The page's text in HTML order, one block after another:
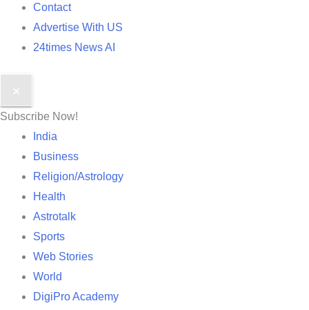
Contact
Advertise With US
24times News AI
✕
Subscribe Now!
India
Business
Religion/Astrology
Health
Astrotalk
Sports
Web Stories
World
DigiPro Academy